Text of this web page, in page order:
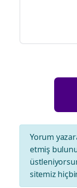
Yorum
etmiş
sitemiz